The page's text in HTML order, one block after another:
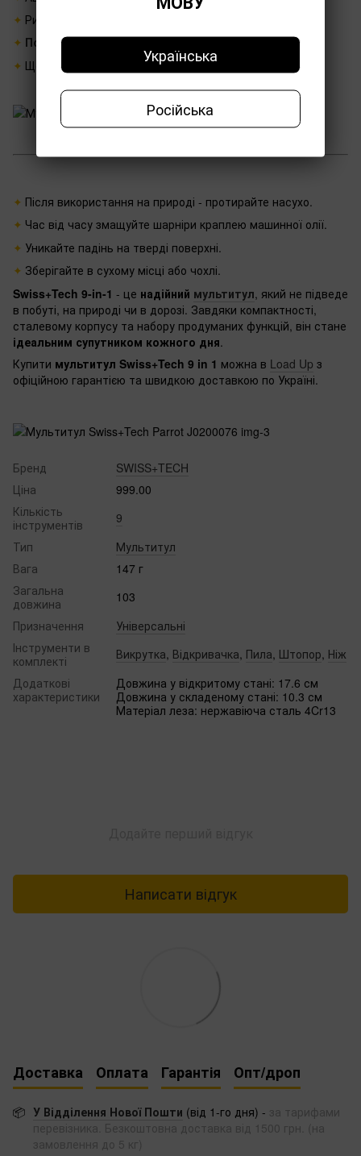
Риболовлі, полювання, туризму.
Подарунка для чоловіка.
Щоденного використання вдома або в офісі.
Після використання на природі - протирайте насухо.
Час від часу змащуйте шарніри краплею машинної олії.
Уникайте падінь на тверді поверхні.
Зберігайте в сухому місці або чохлі.
Swiss+Tech 9-in-1 - це надійний мультитул, який не підведе
в побуті, на природі чи в дорозі. Завдяки компактності,
сталевому корпусу та набору продуманих функцій, він стане
ідеальним супутником кожного дня.
Купити мультитул Swiss+Tech 9 in 1 можна в Load Up з
офіційною гарантією та швидкою доставкою по Україні.
Бренд
SWISS+TECH
Ціна
999.00
Кількість
інструментів
9
Тип
Мультитул
Вага
147 г‌
Загальна
довжина
103
Призначення
Універсальні
Інструменти в
комплекті
Викрутка, Відкривачка, Пила, Штопор, Ніж
Додаткові
характеристики
Довжина у відкритому стані: 17.6 см
Довжина у складеному стані: 10.3 см
Матеріал леза: нержавіюча сталь 4Cr13
Написати відгук
Доставка Оплата Гарантія Опт/дроп
📦 У Відділення Нової Пошти (від 1-го дня) - за тарифами
перевізника. Безкоштовна доставка від 1500 грн. (на
замовлення до 5 кг)
Українська
Російська